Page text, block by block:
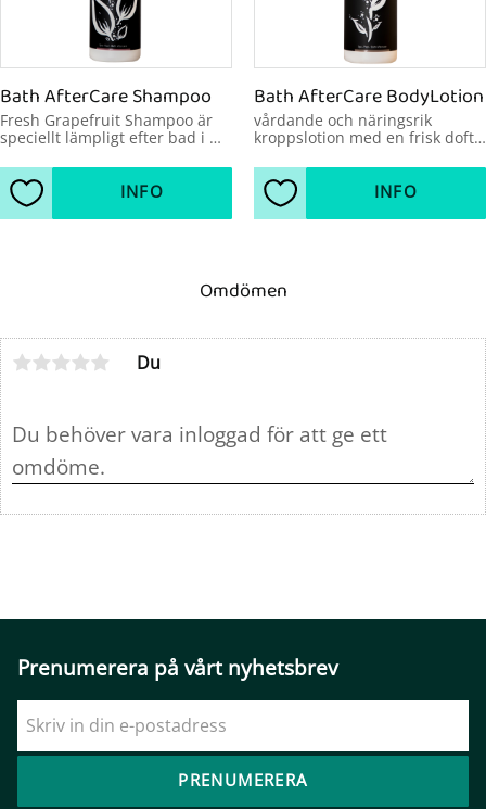
Omdömen
Du
Bath AfterCare Shampoo
Fresh Grapefruit Shampoo är
speciellt lämpligt efter bad i
det tar bort klorlukten.​
Lägg till i favoriter
INFO
Bath AfterCare BodyLotion
​vårdande och näringsrik
kroppslotion med en frisk doft
Lägg till i favoriter
INFO
Prenumerera på vårt nyhetsbrev
PRENUMERERA